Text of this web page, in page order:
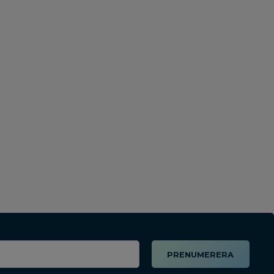
PRENUMERERA